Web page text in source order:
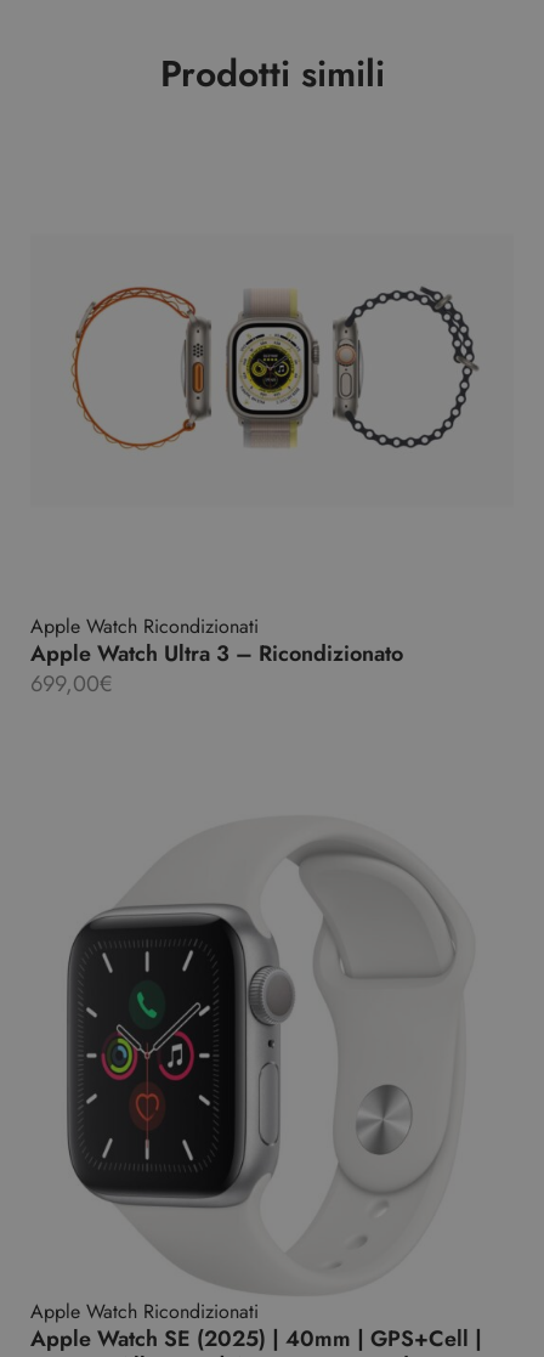
Prodotti simili
Apple Watch Ricondizionati
Apple Watch Ultra 3 – Ricondizionato
699,00€
Apple Watch Ricondizionati
Apple Watch SE (2025) | 40mm | GPS+Cell |